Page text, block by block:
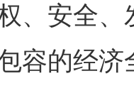
、安全
容的经济